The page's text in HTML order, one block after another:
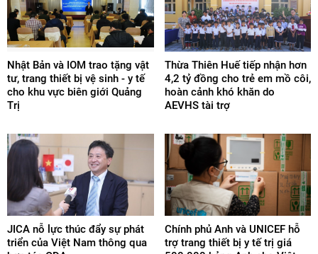
Nhật Bản và IOM trao tặng vật
tư, trang thiết bị vệ sinh - y tế
cho khu vực biên giới Quảng
Trị
Thừa Thiên Huế tiếp nhận hơn
4,2 tỷ đồng cho trẻ em mồ côi,
hoàn cảnh khó khăn do
AEVHS tài trợ
JICA nỗ lực thúc đẩy sự phát
triển của Việt Nam thông qua
Chính phủ Anh và UNICEF hỗ
trợ trang thiết bị y tế trị giá